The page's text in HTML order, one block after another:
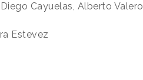
Cayuelas, Alberto Valero
Estevez